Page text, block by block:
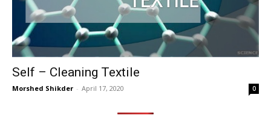
Self – Cleaning Textile
Morshed Shikder - April 17, 2020 0